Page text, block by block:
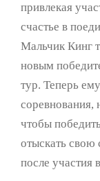
привлекая
счастье в
Мальчик Кинг
новым
тур. Теперь
соревнования,
чтобы
отыскать свою
после участия